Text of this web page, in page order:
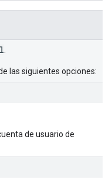
las siguientes opciones:
de usuario de